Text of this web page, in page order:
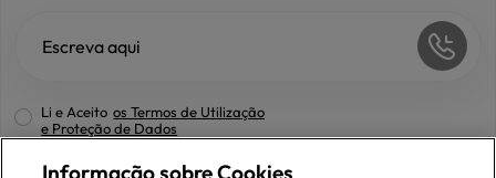
Li e Aceito os Termos de Utilização
e Proteção de Dados
Informação sobre Cookies